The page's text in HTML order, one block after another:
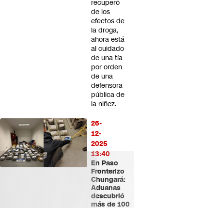
recuperó
de los
efectos de
la droga,
ahora está
al cuidado
de una tía
por orden
de una
defensora
pública de
la niñez.
26-
12-
2025
13:40
En Paso
Fronterizo
Chungará:
Aduanas
descubrió
más de 100